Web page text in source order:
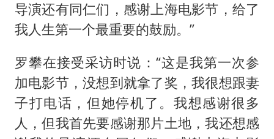
导演还有同仁们，感谢上海电影节，给了
我人生第一个最重要的鼓励。”
罗攀在接受采访时说：“这是我第一次参
加电影节，没想到就拿了奖，我很想跟妻
子打电话，但她停机了。我想感谢很多
人，但我首先要感谢那片土地，我还想感